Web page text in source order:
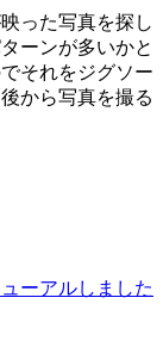
った写真を探し
ーンが多いかと
それをジグソー
から写真を撮る
ーアルしました